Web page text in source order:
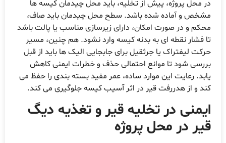
محل پروژه، پیش از تخلیه، باید محل چیدمان کیسه ها
و آماده شده باشد. سطح محل چیدمان باید صاف،
و در صورت امکان، دارای زیرسازی مناسب یا پالت باشد
فشار نقطه ای به بدنه کیسه وارد نشود. هم چنین، مسیر
لیفتراک یا جرثقیل برای جابجایی الیک ها باید از قبل
شود تا موانع احتمالی حذف و خطرات ایمنی کاهش
رعایت این موارد ساده، عمر مفید بسته بندی را حفظ می
و از هدررفت قیر در اثر آسیب کیسه جلوگیری می کند.
در تخلیه قیر و تغذیه دیگ
در محل پروژه